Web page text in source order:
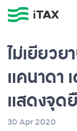
ไม่เยียว
แคนาดา
แสดงจุด
30 Apr 2020